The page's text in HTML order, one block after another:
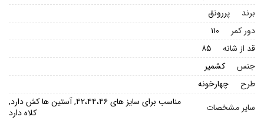
برند
پررونق
دور کمر
۱۱۰
قد از شانه
۸۵
جنس
کشمیر
طرح
چهارخونه
سایر مشخصات
مناسب برای سایز های ۴۲،۴۴،۴۶, آستین ها کش دارد,
کلاه دارد